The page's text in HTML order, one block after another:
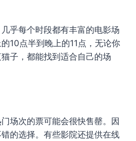
乎每个时段都有丰富的电影场
10点半到晚上的11点，无论你
子，都能找到适合自己的场
场次的票可能会很快售罄。因
的选择。有些影院还提供在线